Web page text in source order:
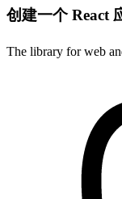
创建一个 React
The library for web